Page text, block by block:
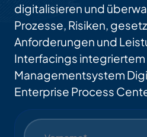
digitalisieren und
Prozesse, Risiken,
Anforderungen und
Interfacings integriertem
Managementsystem
Enterprise Process